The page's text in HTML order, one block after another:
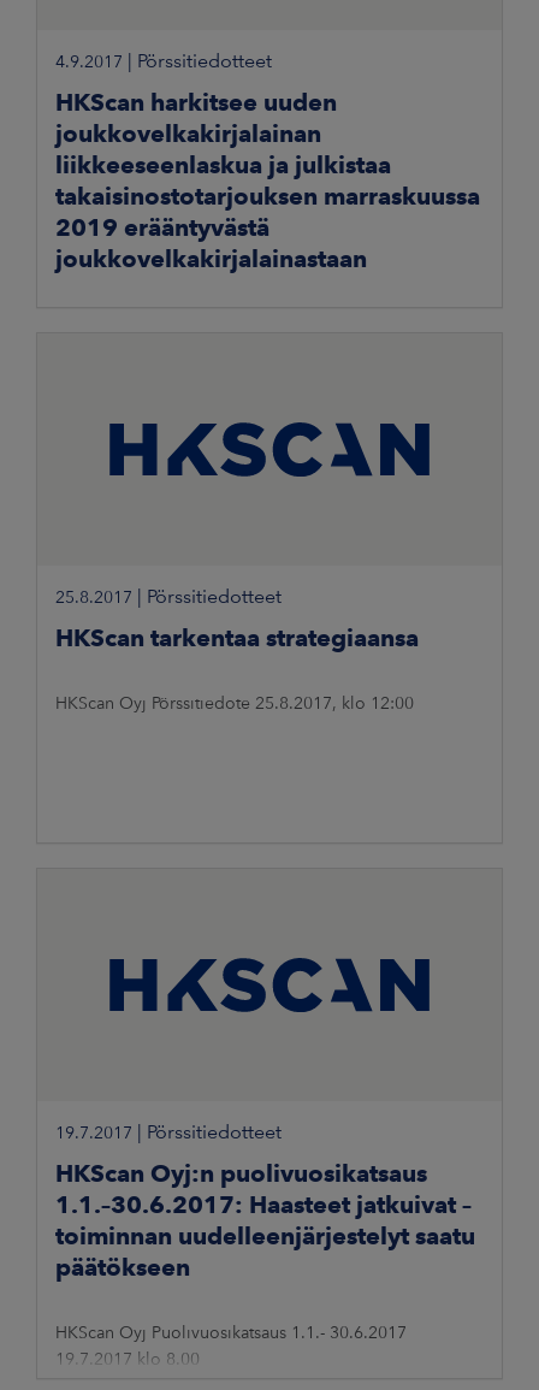
4.9.2017 Pörssitiedotteet
HKScan harkitsee uuden
joukkovelkakirjalainan
liikkeeseenlaskua ja julkistaa
takaisinostotarjouksen marraskuussa
2019 erääntyvästä
joukkovelkakirjalainastaan
25.8.2017 Pörssitiedotteet
HKScan tarkentaa strategiaansa
HKScan Oyj Pörssitiedote 25.8.2017, klo 12:00
19.7.2017 Pörssitiedotteet
HKScan Oyj:n puolivuosikatsaus
1.1.–30.6.2017: Haasteet jatkuivat –
toiminnan uudelleenjärjestelyt saatu
päätökseen
HKScan Oyj Puolivuosikatsaus 1.1.- 30.6.2017
19.7.2017 klo 8.00